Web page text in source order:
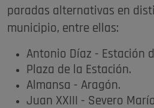
paradas alternativas en
municipio, entre ellas:
Antonio Díaz - Estación
Plaza de la Estación.
Almansa - Aragón.
Juan XXIII - Severo